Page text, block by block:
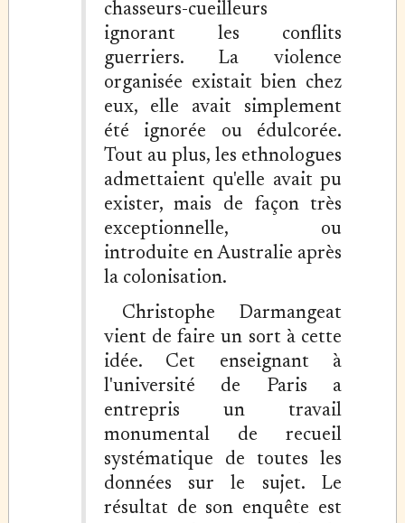
chasseurs-cueilleurs
ignorant les conflits
guerriers. La violence
organisée existait bien chez
eux, elle avait simplement
été ignorée ou édulcorée.
Tout au plus, les ethnologues
admettaient qu'elle avait pu
exister, mais de façon très
exceptionnelle, ou
introduite en Australie après
la colonisation.
Christophe Darmangeat
vient de faire un sort à cette
idée. Cet enseignant à
l'université de Paris a
entrepris un travail
monumental de recueil
systématique de toutes les
données sur le sujet. Le
résultat de son enquête est